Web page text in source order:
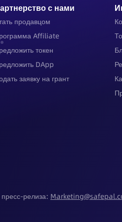
с нами
продавцом
Affiliate
токен
DApp
заявку на грант
пресс-релиза: